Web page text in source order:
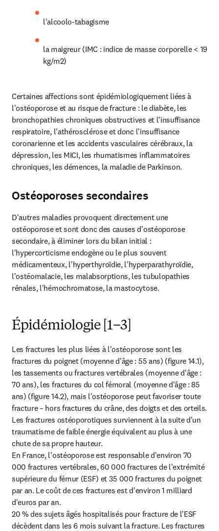
l'alcoolo-tabagisme
la maigreur (IMC : indice de masse corporelle < 19
kg/m2)
Certaines affections sont épidémiologiquement liées à
l'ostéoporose et au risque de fracture : le diabète, les
bronchopathies chroniques obstructives et l'insuffisance
respiratoire, l'athérosclérose et donc l'insuffisance
coronarienne et les accidents vasculaires cérébraux, la
dépression, les MICI, les rhumatismes inflammatoires
chroniques, les démences, la maladie de Parkinson.
Ostéoporoses secondaires
D'autres maladies provoquent directement une
ostéoporose et sont donc des causes d'ostéoporose
secondaire, à éliminer lors du bilan initial :
l'hypercorticisme endogène ou le plus souvent
médicamenteux, l'hyperthyroïdie, l'hyperparathyroïdie,
l'ostéomalacie, les malabsorptions, les tubulopathies
rénales, l'hémochromatose, la mastocytose.
Épidémiologie [1–3]
Les fractures les plus liées à l'ostéoporose sont les
fractures du poignet (moyenne d'âge : 55 ans) (figure 14.1),
les tassements ou fractures vertébrales (moyenne d'âge :
70 ans), les fractures du col fémoral (moyenne d'âge : 85
ans) (figure 14.2), mais l'ostéoporose peut favoriser toute
fracture – hors fractures du crâne, des doigts et des orteils.
Les fractures ostéoporotiques surviennent à la suite d'un
traumatisme de faible énergie équivalent au plus à une
chute de sa propre hauteur.
En France, l'ostéoporose est responsable d'environ 70
000 fractures vertébrales, 60 000 fractures de l'extrémité
supérieure du fémur (ESF) et 35 000 fractures du poignet
par an. Le coût de ces fractures est d'environ 1 milliard
d'euros par an.
20 % des sujets âgés hospitalisés pour fracture de l'ESF
décèdent dans les 6 mois suivant la fracture. Les fractures